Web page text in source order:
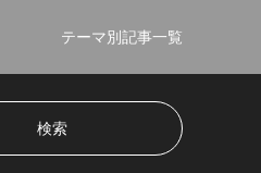
テーマ別記事一覧